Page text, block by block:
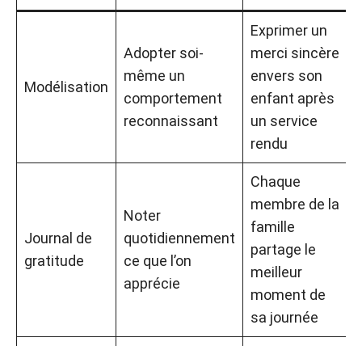
Modélisation
Adopter soi-
même un
comportement
reconnaissant
Exprimer un
merci sincère
envers son
enfant après
un service
rendu
Journal de
gratitude
Noter
quotidiennement
ce que l’on
apprécie
Chaque
membre de la
famille
partage le
meilleur
moment de
sa journée